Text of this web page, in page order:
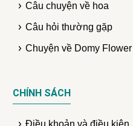
Câu chuyện về hoa
Câu hỏi thường gặp
Chuyện về Domy Flower
CHÍNH SÁCH